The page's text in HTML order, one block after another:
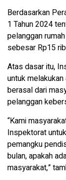
Berdasarkan
1 Tahun 2024
pelanggan
sebesar Rp15
Atas dasar itu,
untuk
berasal dari
pelanggan
“Kami
Inspektorat
pemangku
bulan, apakah
masyarakat,”